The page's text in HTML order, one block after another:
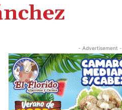
- Advertisement -